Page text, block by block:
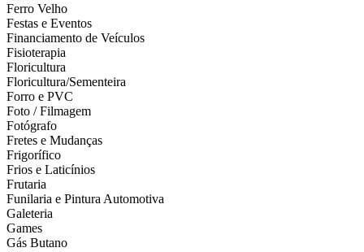
Ferro Velho
Festas e Eventos
Financiamento de Veículos
Fisioterapia
Floricultura
Floricultura/Sementeira
Forro e PVC
Foto / Filmagem
Fotógrafo
Fretes e Mudanças
Frigorífico
Frios e Laticínios
Frutaria
Funilaria e Pintura Automotiva
Galeteria
Games
Gás Butano